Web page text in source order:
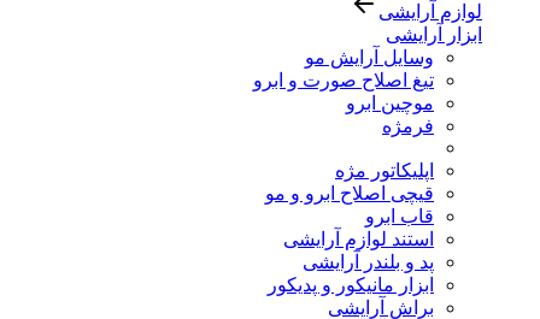
لوازم آرایشی
ابزار آرایشی
وسایل آرایش مو
تیغ اصلاح صورت و ابرو
موچین ابرو
فرمژه
اپلیکاتور مژه
قیچی اصلاح ابرو و مو
قاب ابرو
استند لوازم آرایشی
پد و بلندر آرایشی
ابزار مانیکور و پدیکور
براش آرایشی